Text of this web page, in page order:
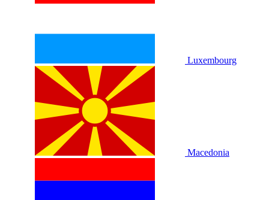
Luxembourg
Macedonia